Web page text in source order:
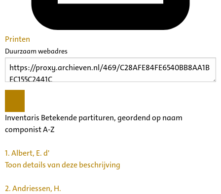
Printen
Duurzaam webadres
Inventaris Betekende partituren, geordend op naam
componist A-Z
1.Albert, E. d'
Toon details van deze beschrijving
2.Andriessen, H.